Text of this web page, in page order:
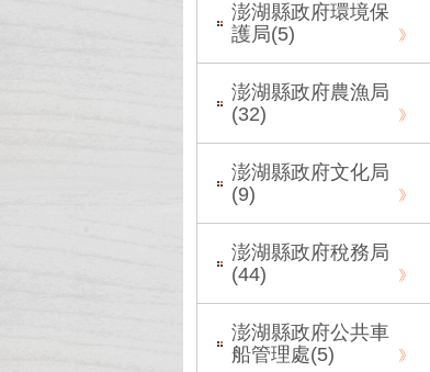
澎湖縣政府環境保
護局(5)
澎湖縣政府農漁局
(32)
澎湖縣政府文化局
(9)
澎湖縣政府稅務局
(44)
澎湖縣政府公共車
船管理處(5)